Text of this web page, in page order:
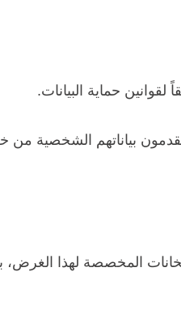
بياناتهم الشخصية من
المخصصة لهذا الغرض،